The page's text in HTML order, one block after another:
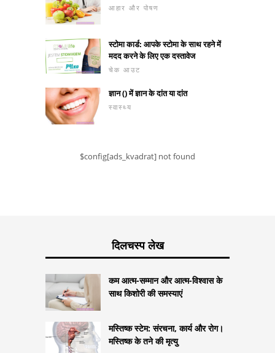
आहार और पोषण
स्टोमा कार्ड: आपके स्टोमा के साथ रहने में
मदद करने के लिए एक दस्तावेज
चेक आउट
ज्ञान () में ज्ञान के दांत या दांत
स्वास्थ्य
$config[ads_kvadrat] not found
दिलचस्प लेख
कम आत्म-सम्मान और आत्म-विश्वास के
साथ किशोरी की समस्याएं
मस्तिष्क स्टेम: संरचना, कार्य और रोग।
मस्तिष्क के तने की मृत्यु